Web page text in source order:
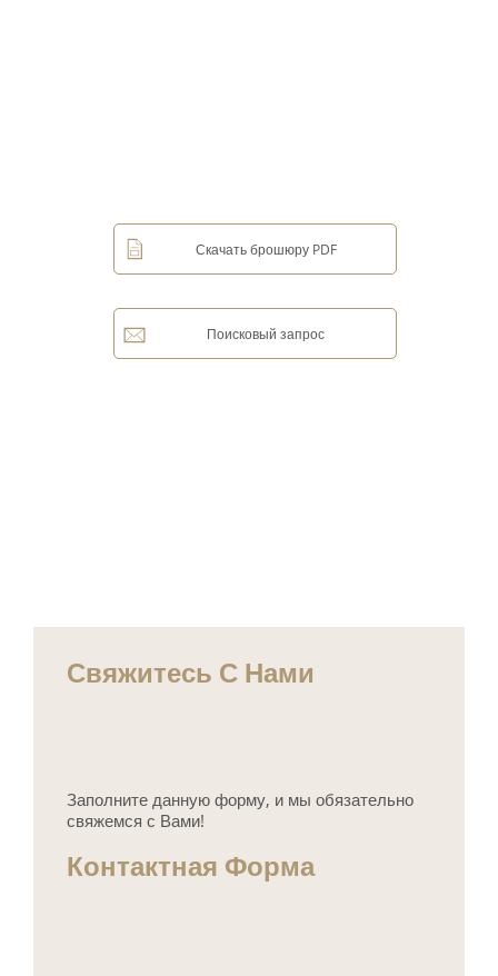
Свяжитесь С Нами
Заполните данную форму, и мы обязательно
свяжемся с Вами!
Контактная Форма
Скачать брошюру PDF
Поисковый запрос